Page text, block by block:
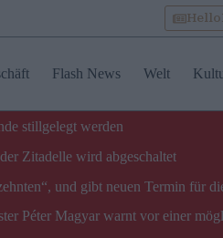
Flash News Welt
stillgelegt werden
Zitadelle wird abgeschaltet
und gibt neuen Termin für
Péter Magyar warnt vor einer